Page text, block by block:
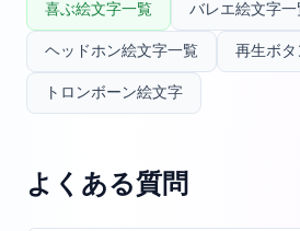
喜ぶ絵文字一覧 バレエ絵文字一
ヘッドホン絵文字一覧 再生ボ
トロンボーン絵文字
よくある質問